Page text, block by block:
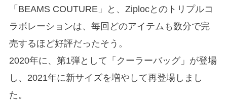
「BEAMS COUTURE」と、Ziplocとのトリプルコ
ラボレーションは、毎回どのアイテムも数分で完
売するほど好評だったそう。
2020年に、第1弾として「クーラーバッグ」が登場
し、2021年に新サイズを増やして再登場しまし
た。